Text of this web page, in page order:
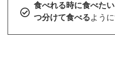
食べれる時に食べた
つ分けて食べるよう